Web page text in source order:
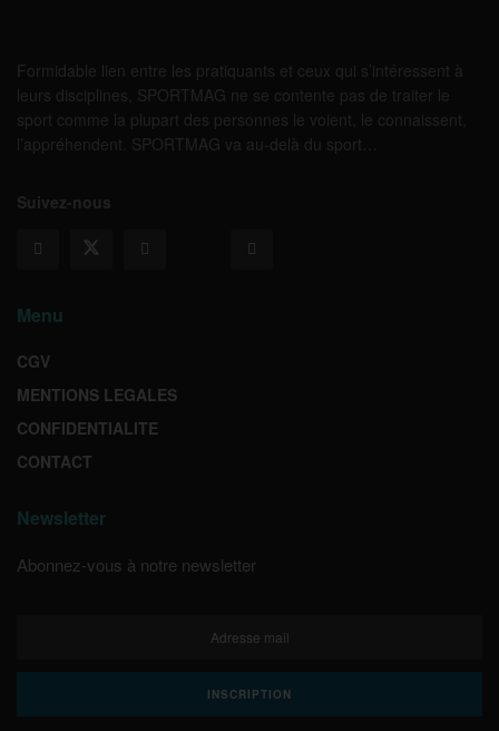
Formidable lien entre les pratiquants et ceux qui s’intéressent à
leurs disciplines, SPORTMAG ne se contente pas de traiter le
sport comme la plupart des personnes le voient, le connaissent,
l’appréhendent. SPORTMAG va au-delà du sport…
Suivez-nous
Menu
CGV
MENTIONS LEGALES
CONFIDENTIALITE
CONTACT
Newsletter
Abonnez-vous à notre newsletter